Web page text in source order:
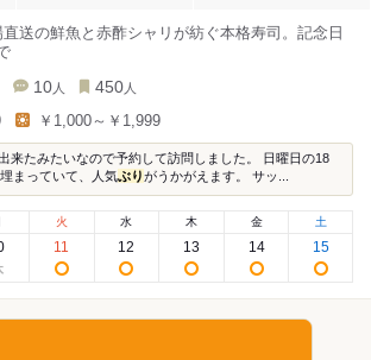
直送の鮮魚と赤酢シャリが紡ぐ本格寿司。記念日
10 人 450 人
￥1,000～￥1,999
来たみたいなので予約して訪問しました。 日曜日の18
まっていて、人気ぶりがうかがえます。 サッ...
火
11
水
12
木
13
金
14
土
15